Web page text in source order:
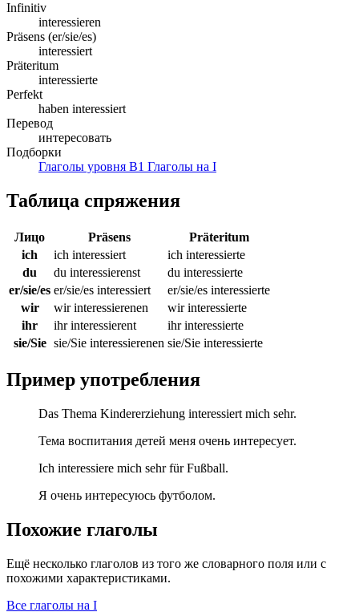
Infinitiv
interessieren
Präsens (er/sie/es)
interessiert
Präteritum
interessierte
Perfekt
haben interessiert
Перевод
интересовать
Подборки
Глаголы уровня B1 Глаголы на I
Таблица спряжения
Лицо Präsens
Präteritum
ich
ich interessiert
ich interessierte
du
du interessierenst
du interessierte
er/sie/es er/sie/es interessiert
er/sie/es interessierte
wir
wir interessierenen
wir interessierte
ihr
ihr interessierent
ihr interessierte
sie/Sie sie/Sie interessierenen sie/Sie interessierte
Пример употребления
Das Thema Kindererziehung interessiert mich sehr.
Тема воспитания детей меня очень интересует.
Ich interessiere mich sehr für Fußball.
Я очень интересуюсь футболом.
Похожие глаголы
Ещё несколько глаголов из того же словарного поля или с
похожими характеристиками.
Все глаголы на I